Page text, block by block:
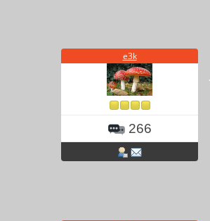
e3k
266